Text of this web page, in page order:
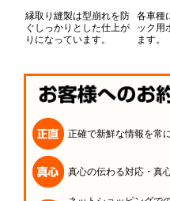
縁取り縫製は型崩れを防
ぐしっかりとした仕上が
りになっています。
各車種
ック用
ます。
正確で新鮮な情報を常
真心の伝わる対応・真